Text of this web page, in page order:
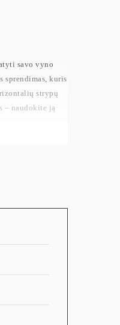
savo vyno
sprendimas, kuris
strypų
– naudokite ją